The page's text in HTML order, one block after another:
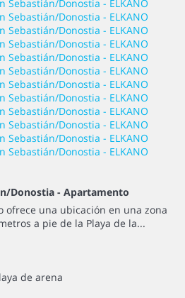
Donostia - Apartamento
ofrece una ubicación en una zona
a pie de la Playa de la...
de arena